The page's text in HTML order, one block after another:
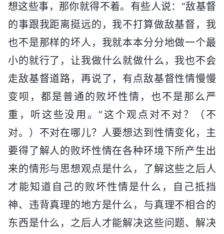
想这些事，那你就得不着。有些人说：“敌基督
的事跟我距离挺远的，我不打算做敌基督，我
也不是那样的坏人，我就本本分分地做一个最
小的就行了，让我做什么就做什么，我也不会
走敌基督道路，再说了，有点敌基督性情慢慢
变呗，都是普通的败坏性情，也不是那么严
重，听这些没用。”这个观点对不对？（不
对。）不对在哪儿？人要想达到性情变化，主
要得了解人的败坏性情在各种环境下所产生出
来的情形与思想观点是什么，了解这些之后人
才能知道自己的败坏性情是什么，自己抵挡
神、违背真理的地方是什么，与真理不相合的
东西是什么，之后人才能解决这些问题、解决